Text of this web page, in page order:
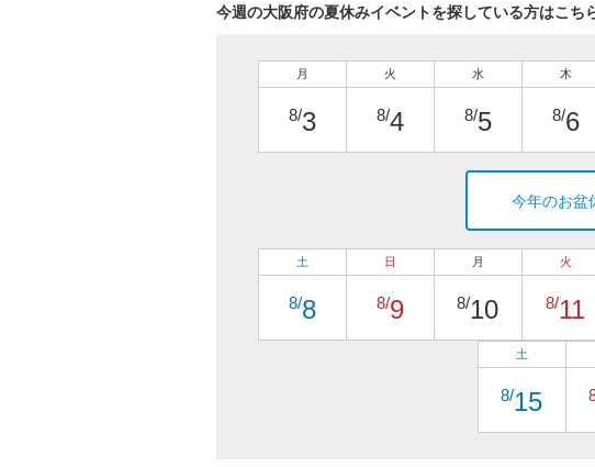
今週の大阪府の夏休みイベントを探している方はこち
月
8/3
火
8/4
水
8/5
木
8/6
今年のお盆
土
8/8
日
8/9
月
8/10
火
8/11
土
8/15